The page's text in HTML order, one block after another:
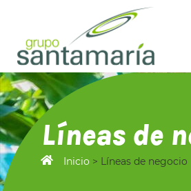
Líneas de
Inicio > Líneas de negocio